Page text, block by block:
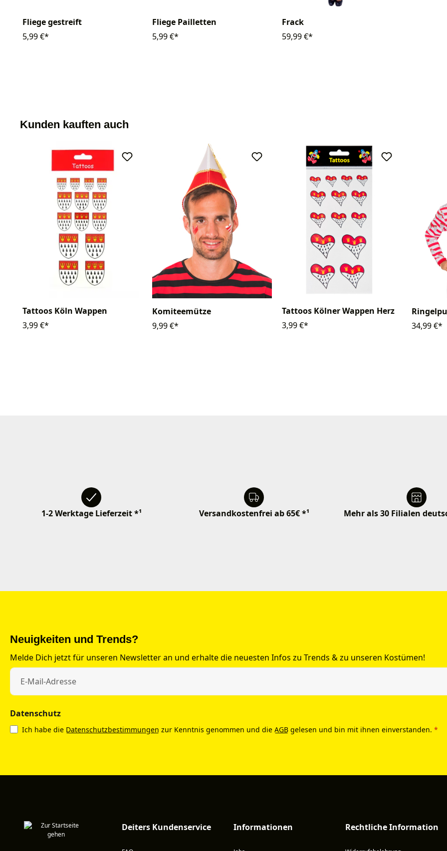
Fliege gestreift
5,99 €*
Fliege Pailletten
5,99 €*
Frack
59,99 €*
Kunden kauften auch
Tattoos Köln Wappen
3,99 €*
Komiteemütze
9,99 €*
Tattoos Kölner Wappen Herz
3,99 €*
34,99 €*
1-2 Werktage Lieferzeit *¹ Versandkostenfrei ab 65€ *¹ Mehr als 30 Filialen
Neuigkeiten und Trends?
Melde Dich jetzt für unseren Newsletter an und erhalte die neuesten Infos zu Trends & zu unseren Kostümen!
Datenschutz
Ich habe die Datenschutzbestimmungen zur Kenntnis genommen und die AGB gelesen und bin mit ihnen einverstanden. *
Deiters Kundenservice Informationen Rechtliche Information